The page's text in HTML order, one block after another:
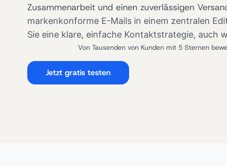
Zusammenarbeit und einen zuverlässigen
markenkonforme E-Mails in einem zentralen
Sie eine klare, einfache Kontaktstrategie, auch
Von Tausenden von Kunden mit 5 Sternen
Jetzt gratis testen